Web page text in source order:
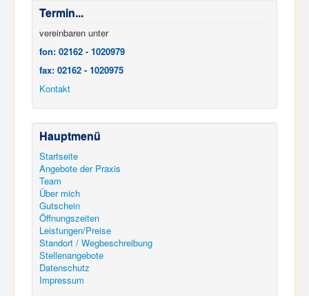
Termin...
vereinbaren unter
fon: 02162 - 1020979
fax: 02162 - 1020975
Kontakt
Hauptmenü
Startseite
Angebote der Praxis
Team
Über mich
Gutschein
Öffnungszeiten
Leistungen/Preise
Standort / Wegbeschreibung
Stellenangebote
Datenschutz
Impressum